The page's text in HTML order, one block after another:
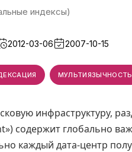
индексы)
2012-03-06 2007-10-15
МУЛЬТИЯЗЫЧНОСТЬ
инфраструктуру,
содержит глобально
каждый дата-центр